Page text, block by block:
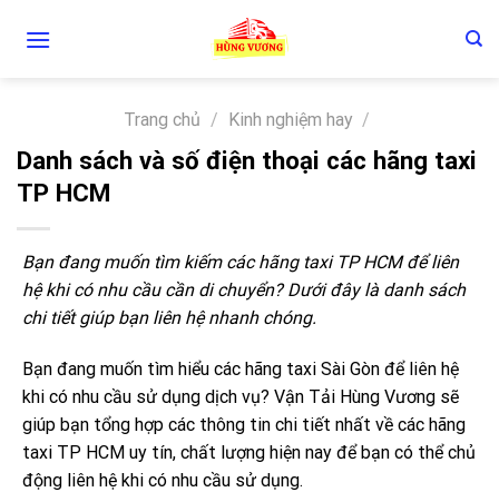
Trang chủ / Kinh nghiệm hay /
Danh sách và số điện thoại các hãng taxi
TP HCM
Bạn đang muốn tìm kiếm các hãng taxi TP HCM để liên
hệ khi có nhu cầu cần di chuyển? Dưới đây là danh sách
chi tiết giúp bạn liên hệ nhanh chóng.
Bạn đang muốn tìm hiểu các hãng taxi Sài Gòn để liên hệ
khi có nhu cầu sử dụng dịch vụ? Vận Tải Hùng Vương sẽ
giúp bạn tổng hợp các thông tin chi tiết nhất về các hãng
taxi TP HCM uy tín, chất lượng hiện nay để bạn có thể chủ
động liên hệ khi có nhu cầu sử dụng.